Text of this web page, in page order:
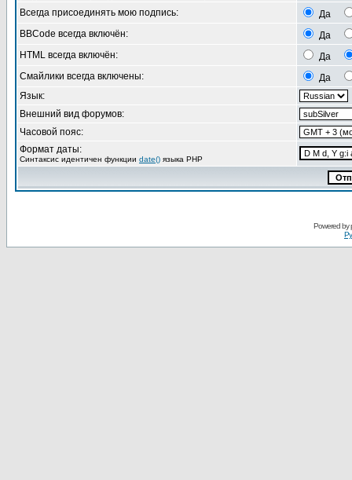
Всегда присоединять мою подпись:
Да
BBCode всегда включён:
Да
HTML всегда включён:
Да
Смайлики всегда включены:
Да
Язык:
Внешний вид форумов:
Часовой пояс:
Формат даты:
Синтаксис идентичен функции date() языка PHP
Powered by